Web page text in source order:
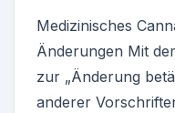
Medizinisches
Änderungen Mit
zur „Änderung
anderer